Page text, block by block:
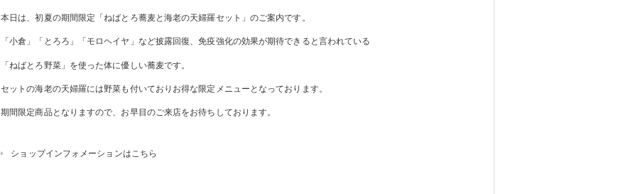
本日は、初夏の期間限定「ねばとろ蕎麦と海老の天婦羅セット」のご案内です。
「小倉」「とろろ」「モロヘイヤ」など披露回復、免疫強化の効果が期待できると言われている
「ねばとろ野菜」を使った体に優しい蕎麦です。
セットの海老の天婦羅には野菜も付いておりお得な限定メニューとなっております。
期間限定商品となりますので、お早目のご来店をお待ちしております。
ショップインフォメーションはこちら